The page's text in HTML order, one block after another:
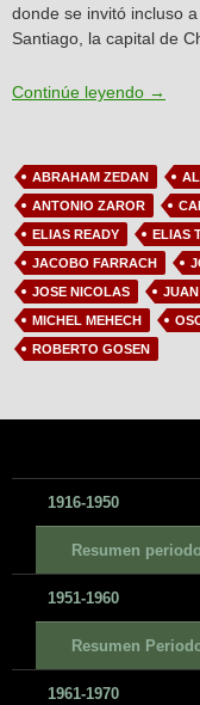
donde se invitó incluso
Santiago, la capital de
Continúe leyendo →
ABRAHAM ZEDAN
ANTONIO ZAROR
ELIAS READY
ELIAS
JACOBO FARRACH
JOSE NICOLAS
MICHEL MEHECH
ROBERTO GOSEN
1916-1950
Resumen
1951-1960
Resumen
1961-1970